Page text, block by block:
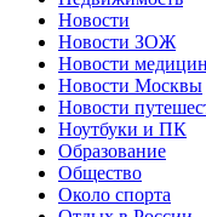
Новости
Новости ЗОЖ
Новости
Новости Москвы
Новости
Ноутбуки и ПК
Образование
Общество
Около спорта